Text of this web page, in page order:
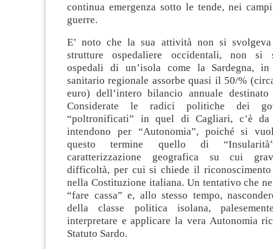
continua emergenza sotto le tende, nei
guerre.
E’ noto che la sua attività non si svolgeva
strutture ospedaliere occidentali, non si
ospedali di un’isola come la Sardegna,
sanitario regionale assorbe quasi il 50/%
euro) dell’intero bilancio annuale
Considerate le radici politiche dei
“poltronificati” in quel di Cagliari, c’è da
intendono per “Autonomia”, poiché si
questo termine quello di
caratterizzazione geografica su cui
difficoltà, per cui si chiede il
nella Costituzione italiana. Un tentativo che
“fare cassa” e, allo stesso tempo,
della classe politica isolana,
interpretare e applicare la vera Autonomia
Statuto Sardo.